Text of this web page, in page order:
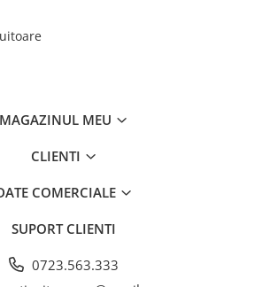
MAGAZINUL MEU
CLIENTI
COMERCIALE
SUPORT CLIENTI
0723.563.333